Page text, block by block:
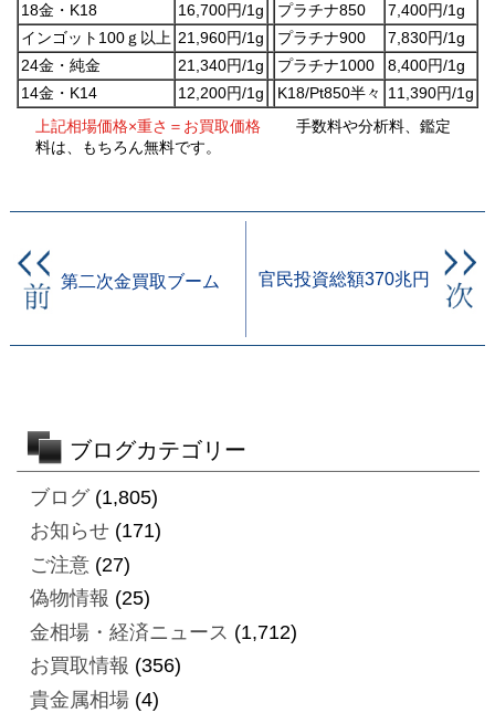
18金・K18
16,700円/1g プラチナ850
7,400円/1g
インゴット100ｇ以上 21,960円/1g プラチナ900
7,830円/1g
24金・純金
21,340円/1g プラチナ1000
8,400円/1g
14金・K14
12,200円/1g K18/Pt850半々
11,390円/1g
上記相場価格×重さ＝お買取価格手数料や分析料、鑑定
料は、もちろん無料です。
第二次金買取ブーム 官民投資総額370兆円
ブログカテゴリー
ブログ(1,805)
お知らせ(171)
ご注意(27)
偽物情報 (25)
金相場・経済ニュース (1,712)
お買取情報 (356)
貴金属相場(4)